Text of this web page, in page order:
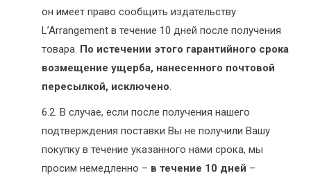
он имеет право сообщить издательству
L’Arrangement в течение 10 дней после получения
товара. По истечении этого гарантийного срока
возмещение ущерба, нанесенного почтовой
пересылкой, исключено.
6.2. В случае, если после получения нашего
подтверждения поставки Вы не получили Вашу
покупку в течение указанного нами срока, мы
просим немедленно – в течение 10 дней –